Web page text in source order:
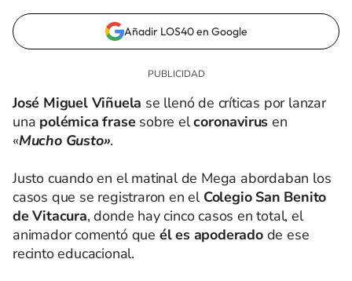
Añadir LOS40 en Google
José Miguel Viñuela se llenó de críticas por lanzar
una polémica frasesobre elcoronavirus en
«Mucho Gusto».
Justo cuando en el matinal de Mega abordaban los
casos que se registraron en el Colegio San Benito
de Vitacura, donde hay cinco casos en total, el
animador comentó que él es apoderadode ese
recinto educacional.